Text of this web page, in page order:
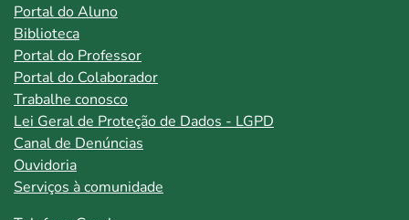
Portal do Aluno
Biblioteca
Portal do Professor
Portal do Colaborador
Trabalhe conosco
Lei Geral de Proteção de Dados - LGPD
Canal de Denúncias
Ouvidoria
Serviços à comunidade